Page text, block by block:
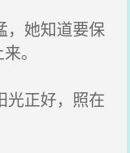
她知道要保
。
正好，照在